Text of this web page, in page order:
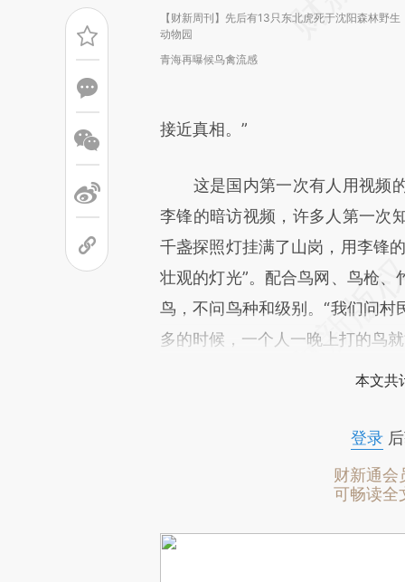
【财新周刊】先后有13只东北虎死于沈阳森林野生
动物园
青海再曝候鸟禽流感
接近真相。”
这是国内第一次有人用视频的
李锋的暗访视频，许多人第一次
千盏探照灯挂满了山岗，用李锋
壮观的灯光”。配合鸟网、鸟枪
鸟，不问鸟种和级别。“我们问
多的时候，一个人一晚上打的鸟
本文共
登录后
财新通会
可畅读全